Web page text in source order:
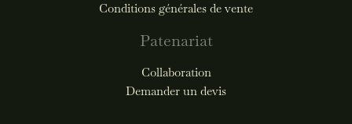
Conditions générales de vente
Patenariat
Collaboration
Demander un devis